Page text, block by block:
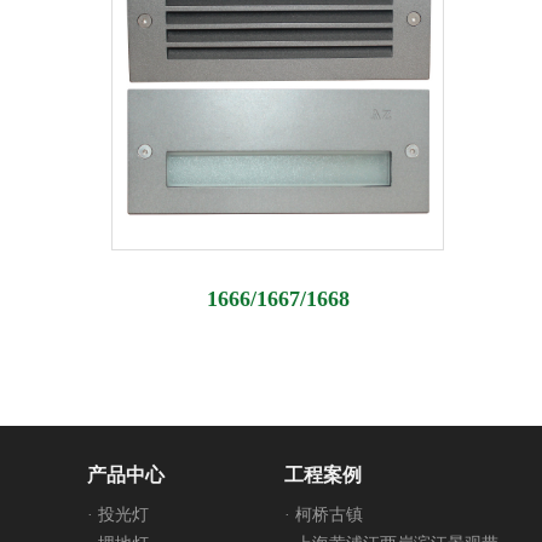
1666/1667/1668
产品中心
· 投光灯
工程案例
· 柯桥古镇